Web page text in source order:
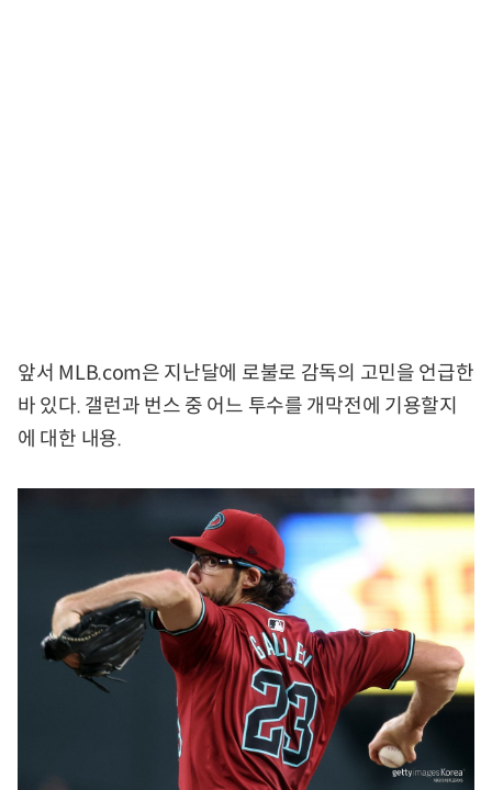
앞서 MLB.com은 지난달에 로불로 감독의 고민을 언급한
바 있다. 갤런과 번스 중 어느 투수를 개막전에 기용할지
에 대한 내용.